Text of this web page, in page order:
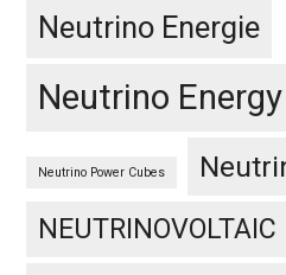
Neutrino Energie
Neutrino Energy
Neutrino Power Cubes
NEUTRINOVOLTAIC